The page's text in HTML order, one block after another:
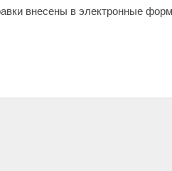
внесены в электронные